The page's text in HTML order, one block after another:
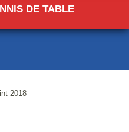
DE TABLE
2018